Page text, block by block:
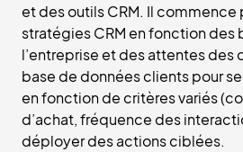
et des outils CRM. Il commence
stratégies CRM en fonction des
l’entreprise et des attentes des
base de données clients pour
en fonction de critères variés
d’achat, fréquence des
déployer des actions ciblées.